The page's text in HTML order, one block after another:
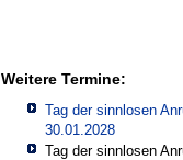
Weitere Termine:
Tag der sinnlosen
30.01.2028
Tag der sinnlosen